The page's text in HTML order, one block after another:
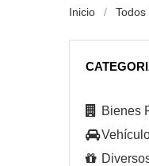
Inicio Todos
Bienes